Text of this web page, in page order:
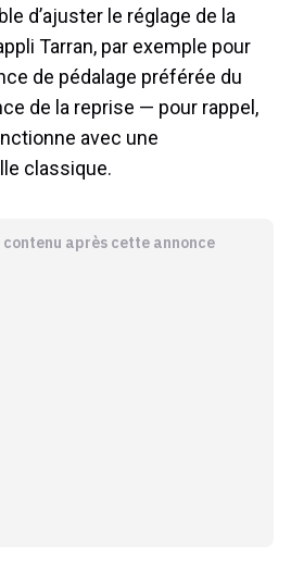
d’ajuster le réglage de la
Tarran, par exemple pour
de pédalage préférée du
de la reprise — pour rappel,
avec une
classique.
contenu après cette annonce